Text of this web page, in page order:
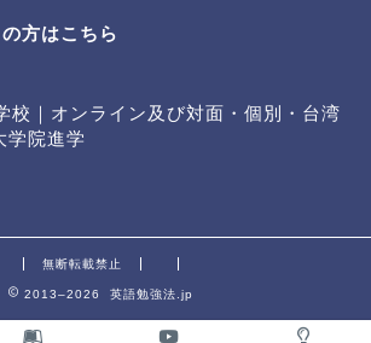
方はこちら
校｜オンライン及び対面・個別・台湾
学院進学
無断転載禁止
2013–2026 英語勉強法.jp